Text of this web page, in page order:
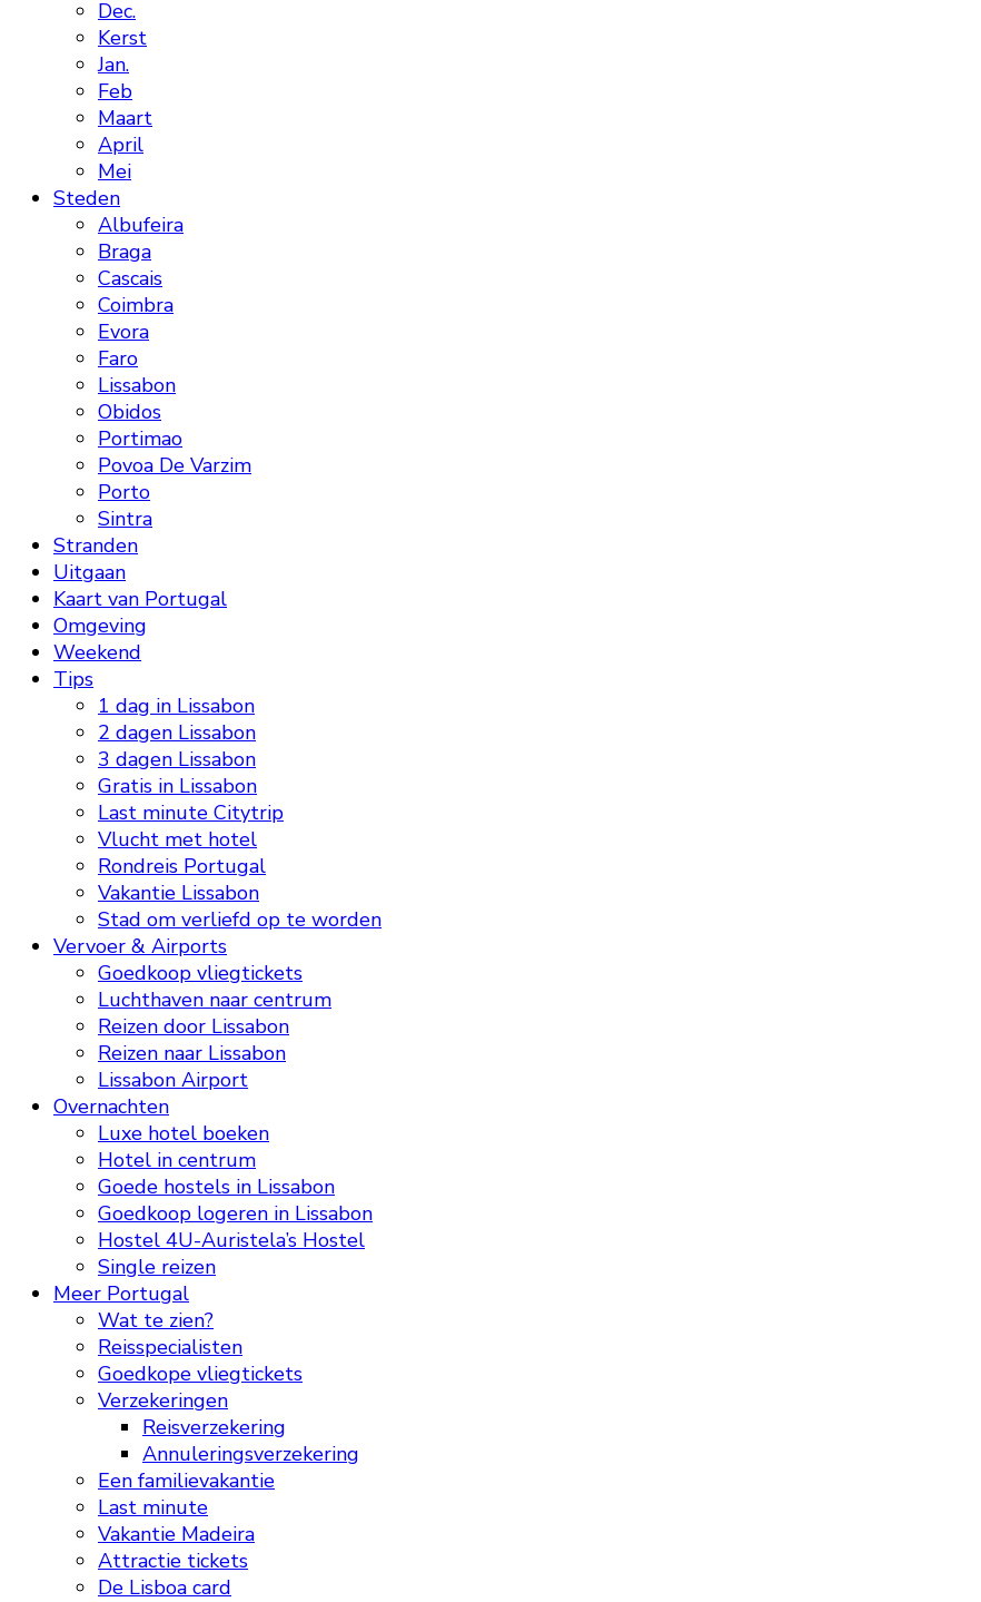
Dec.
Kerst
Jan.
Feb
Maart
April
Mei
Steden
Albufeira
Braga
Cascais
Coimbra
Evora
Faro
Lissabon
Obidos
Portimao
Povoa De Varzim
Porto
Sintra
Stranden
Uitgaan
Kaart van Portugal
Omgeving
Weekend
Tips
1 dag in Lissabon
2 dagen Lissabon
3 dagen Lissabon
Gratis in Lissabon
Last minute Citytrip
Vlucht met hotel
Rondreis Portugal
Vakantie Lissabon
Stad om verliefd op te worden
Vervoer & Airports
Goedkoop vliegtickets
Luchthaven naar centrum
Reizen door Lissabon
Reizen naar Lissabon
Lissabon Airport
Overnachten
Luxe hotel boeken
Hotel in centrum
Goede hostels in Lissabon
Goedkoop logeren in Lissabon
Hostel 4U-Auristela’s Hostel
Single reizen
Meer Portugal
Wat te zien?
Reisspecialisten
Goedkope vliegtickets
Verzekeringen
Reisverzekering
Annuleringsverzekering
Een familievakantie
Last minute
Vakantie Madeira
Attractie tickets
De Lisboa card